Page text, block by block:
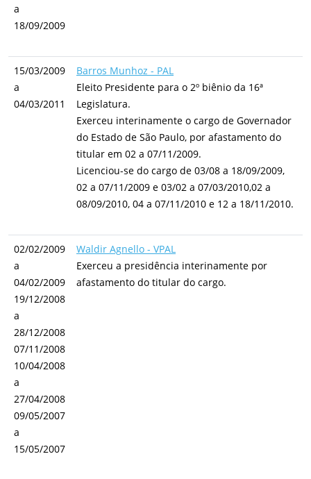
a
18/09/2009
15/03/2009
a
04/03/2011
Barros Munhoz - PAL
Eleito Presidente para o 2º biênio da 16ª
Legislatura.
Exerceu interinamente o cargo de Governador
do Estado de São Paulo, por afastamento do
titular em 02 a 07/11/2009.
Licenciou-se do cargo de 03/08 a 18/09/2009,
02 a 07/11/2009 e 03/02 a 07/03/2010,02 a
08/09/2010, 04 a 07/11/2010 e 12 a 18/11/2010.
02/02/2009
a
04/02/2009
19/12/2008
a
28/12/2008
07/11/2008
10/04/2008
a
27/04/2008
09/05/2007
a
15/05/2007
Waldir Agnello - VPAL
Exerceu a presidência interinamente por
afastamento do titular do cargo.